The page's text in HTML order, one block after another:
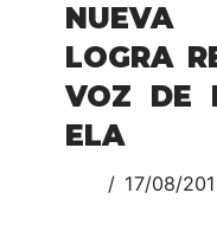
NUEVA
LOGRA
VOZ DE
ELA
17/08/